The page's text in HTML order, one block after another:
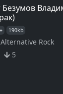
Безумов
190kb
Alternative Rock
5